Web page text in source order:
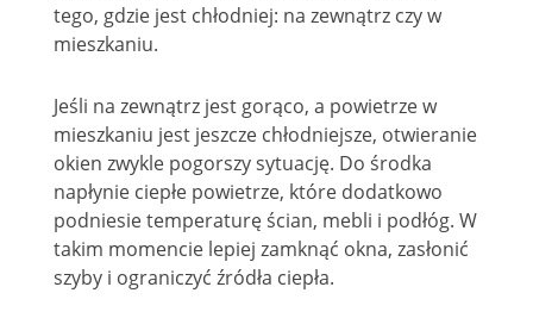
tego, gdzie jest chłodniej: na zewnątrz czy w
mieszkaniu.
Jeśli na zewnątrz jest gorąco, a powietrze w
mieszkaniu jest jeszcze chłodniejsze, otwieranie
okien zwykle pogorszy sytuację. Do środka
napłynie ciepłe powietrze, które dodatkowo
podniesie temperaturę ścian, mebli i podłóg. W
takim momencie lepiej zamknąć okna, zasłonić
szyby i ograniczyć źródła ciepła.